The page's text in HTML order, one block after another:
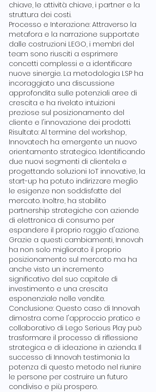
chiave, le attività chiave, i partner e la
struttura dei costi.
Processo e Interazione: Attraverso la
metafora e la narrazione supportate
dalle costruzioni LEGO, i membri del
team sono riusciti a esprimere
concetti complessi e a identificare
nuove sinergie. La metodologia LSP ha
incoraggiato una discussione
approfondita sulle potenziali aree di
crescita e ha rivelato intuizioni
preziose sul posizionamento del
cliente e l'innovazione dei prodotti.
Risultato: Al termine del workshop,
Innovatech ha emergente un nuovo
orientamento strategico. Identificando
due nuovi segmenti di clientela e
progettando soluzioni IoT innovative, la
start-up ha potuto indirizzare meglio
le esigenze non soddisfatte del
mercato. Inoltre, ha stabilito
partnership strategiche con aziende
di elettronica di consumo per
espandere il proprio raggio d'azione.
Grazie a questi cambiamenti, Innovah
ha non solo migliorato il proprio
posizionamento sul mercato ma ha
anche visto un incremento
significativo del suo capitale di
investimento e una crescita
esponenziale nelle vendite.
Conclusione: Questo caso di Innovah
dimostra come l'approccio pratico e
collaborativo di Lego Serious Play può
trasformare il processo di riflessione
strategica e di ideazione in azienda. Il
successo di Innovah testimonia la
potenza di questo metodo nel riunire
le persone per costruire un futuro
condiviso e più prospero.